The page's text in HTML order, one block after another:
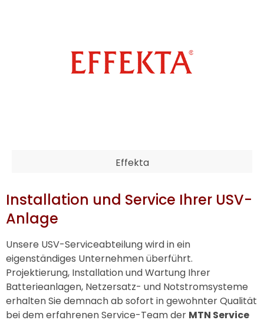
Effekta
Installation und Service Ihrer USV-
Anlage
Unsere USV-Serviceabteilung wird in ein
eigenständiges Unternehmen überführt.
Projektierung, Installation und Wartung Ihrer
Batterieanlagen, Netzersatz- und Notstromsysteme
erhalten Sie demnach ab sofort in gewohnter Qualität
bei dem erfahrenen Service-Team der MTN Service